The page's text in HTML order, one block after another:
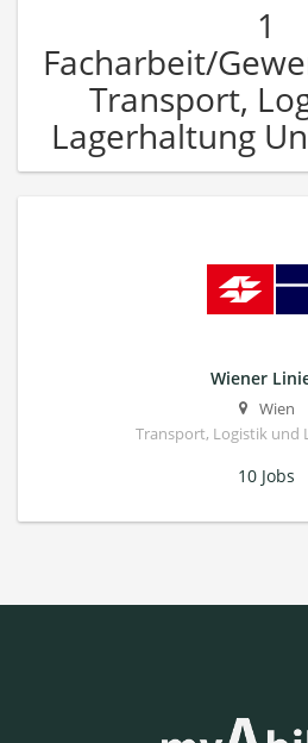
1
Facharbeit/
Transport,
Lagerhaltung
Wiener
Wien
Transport, Logistik und
10 Jobs